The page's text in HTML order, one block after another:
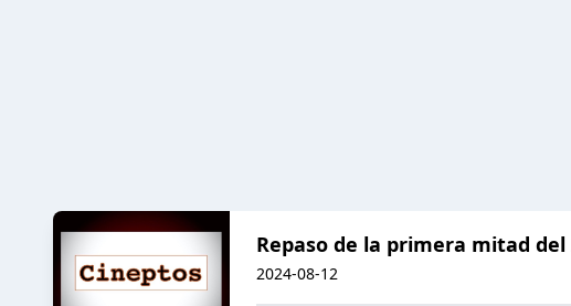
Repaso de la primera mitad del
2024-08-12